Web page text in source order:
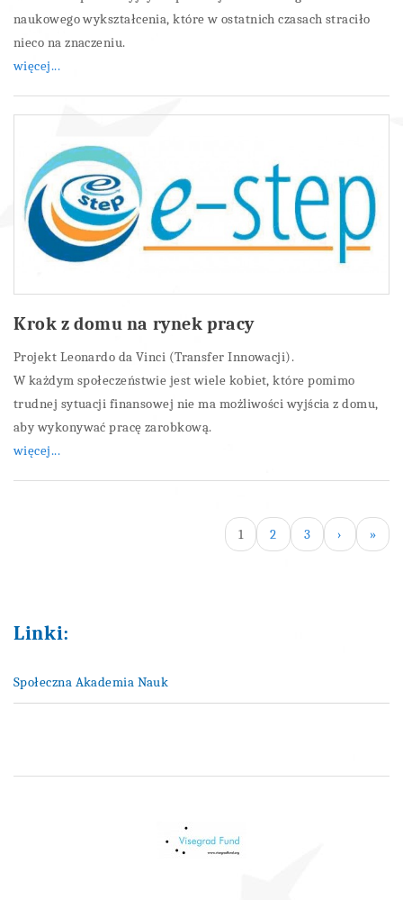
naukowego wykształcenia, które w ostatnich czasach straciło
nieco na znaczeniu.
więcej...
Krok z domu na rynek pracy
Projekt Leonardo da Vinci (Transfer Innowacji).
W każdym społeczeństwie jest wiele kobiet, które pomimo
trudnej sytuacji finansowej nie ma możliwości wyjścia z domu,
aby wykonywać pracę zarobkową.
więcej...
1 2 3 › »
Linki:
Społeczna Akademia Nauk